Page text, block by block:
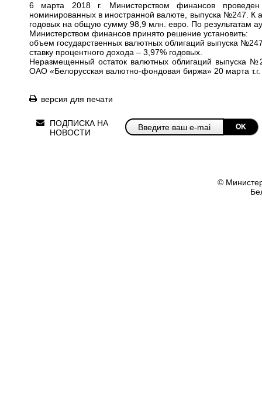
6 марта 2018 г. Министерством финансов проведен
номинированных в иностранной валюте, выпуска №247 . К
годовых на общую сумму 98,9 млн. евро. По результатам
Министерством финансов принято решение установить:
объем государственных валютных облигаций выпуска
ставку процентного дохода – 3,97% годовых.
Неразмещенный остаток валютных облигаций выпуска
ОАО «Белорусская валютно-фондовая биржа» 20 марта т.г.
версия для печати
ПОДПИСКА НА
НОВОСТИ
OK
©